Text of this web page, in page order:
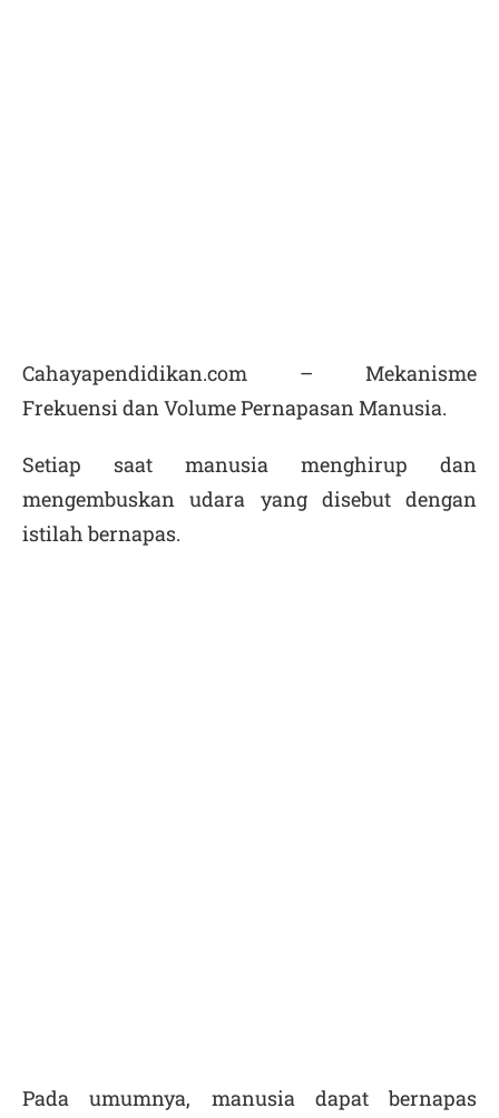
Cahayapendidikan.com – Mekanisme
Frekuensi dan Volume Pernapasan Manusia.
Setiap saat manusia menghirup dan
mengembuskan udara yang disebut dengan
istilah bernapas.
Pada umumnya, manusia dapat bernapas